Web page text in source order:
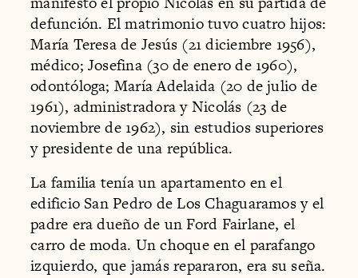
defunción. El matrimonio tuvo cuatro hijos:
María Teresa de Jesús (21 diciembre 1956),
médico; Josefina (30 de enero de 1960),
odontóloga; María Adelaida (20 de julio de
1961), administradora y Nicolás (23 de
noviembre de 1962), sin estudios superiores
y presidente de una república.
La familia tenía un apartamento en el
edificio San Pedro de Los Chaguaramos y el
padre era dueño de un Ford Fairlane, el
carro de moda. Un choque en el parafango
izquierdo, que jamás repararon, era su seña.